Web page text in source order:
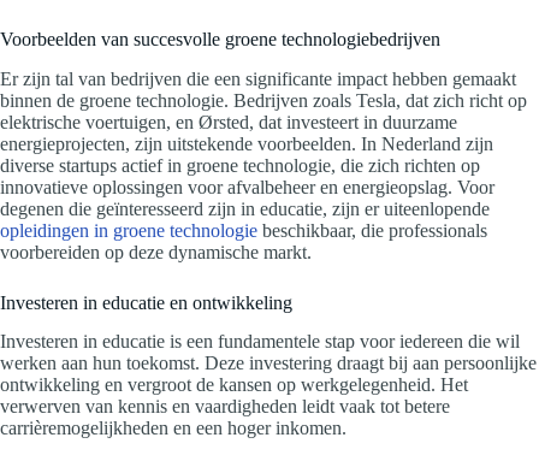
Voorbeelden van succesvolle groene technologiebedrijven
Er zijn tal van bedrijven die een significante impact hebben gemaakt
binnen de groene technologie. Bedrijven zoals Tesla, dat zich richt op
elektrische voertuigen, en Ørsted, dat investeert in duurzame
energieprojecten, zijn uitstekende voorbeelden. In Nederland zijn
diverse startups actief in groene technologie, die zich richten op
innovatieve oplossingen voor afvalbeheer en energieopslag. Voor
degenen die geïnteresseerd zijn in educatie, zijn er uiteenlopende
opleidingen in groene technologie beschikbaar, die professionals
voorbereiden op deze dynamische markt.
Investeren in educatie en ontwikkeling
Investeren in educatie is een fundamentele stap voor iedereen die wil
werken aan hun toekomst. Deze investering draagt bij aan persoonlijke
ontwikkeling en vergroot de kansen op werkgelegenheid. Het
verwerven van kennis en vaardigheden leidt vaak tot betere
carrièremogelijkheden en een hoger inkomen.